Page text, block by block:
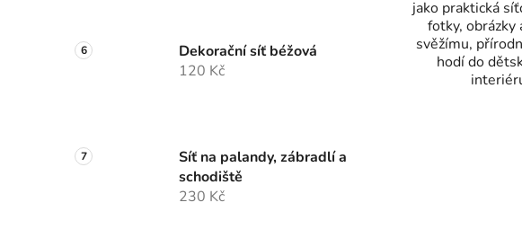
Dekorační síť béžová
120 Kč
Síť na palandy, zábradlí a
schodiště
230 Kč
jako praktická
fotky, obrázky
svěžímu,
hodí do